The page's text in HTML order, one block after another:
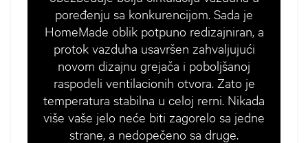
poređenju sa konkurencijom. Sada je
HomeMade oblik potpuno redizajniran, a
protok vazduha usavršen zahvaljujući
novom dizajnu grejača i poboljšanoj
raspodeli ventilacionih otvora. Zato je
temperatura stabilna u celoj rerni. Nikada
više vaše jelo neće biti zagorelo sa jedne
strane, a nedopečeno sa druge.